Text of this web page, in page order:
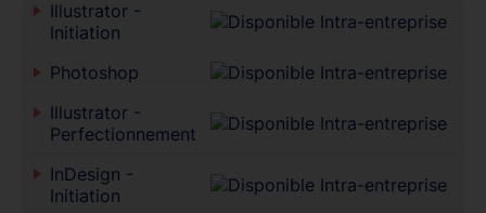
Illustrator -
Initiation
Photoshop
Illustrator -
Perfectionnement
InDesign -
Initiation